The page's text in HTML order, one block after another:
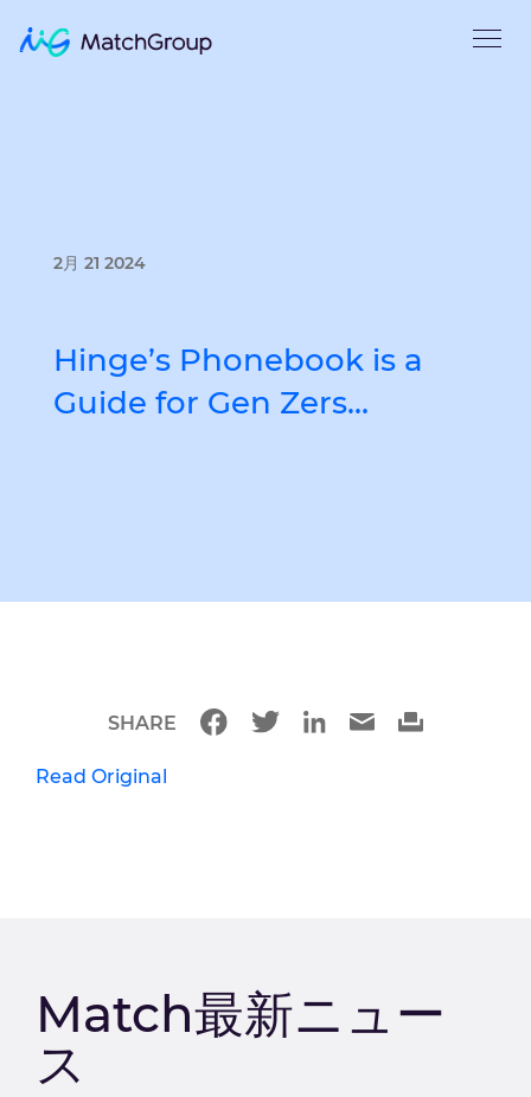
2月 21 2024
Hinge’s Phonebook is a
Guide for Gen Zers…
Read Original
SHARE
Match最新ニュー
ス